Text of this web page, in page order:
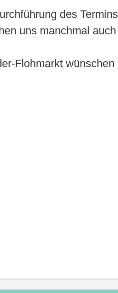
des
uns manchmal auch
Flohmarkt wünschen